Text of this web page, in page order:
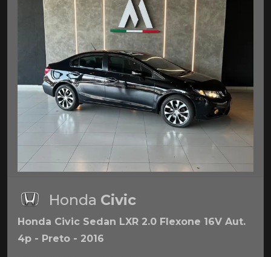
Honda Civic
Honda Civic Sedan LXR 2.0 Flexone 16V Aut.
4p - Preto - 2016